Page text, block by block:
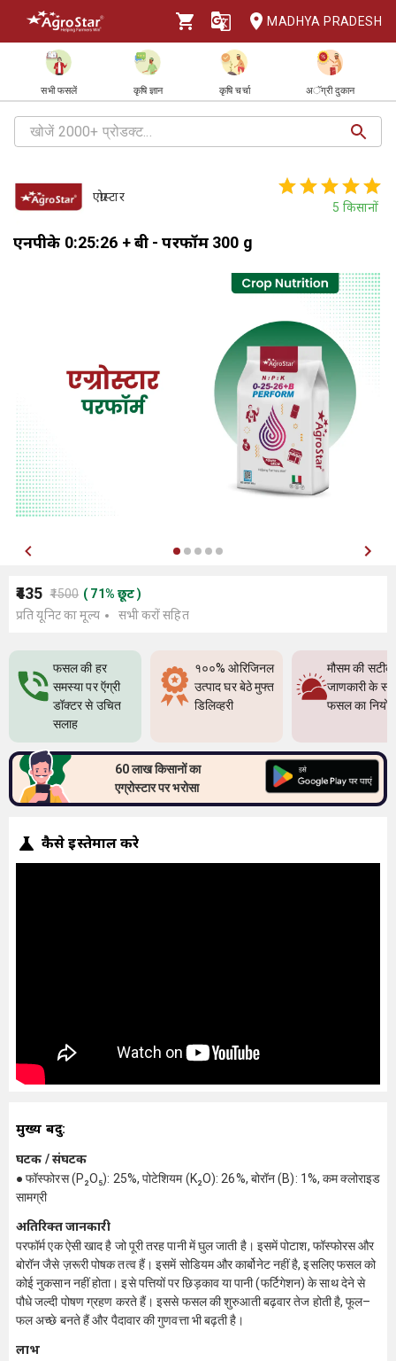
MADHYA PRADESH
सभी फसलें कृषि ज्ञान कृषि चर्चा अॅग्री दुकान
एग्रोस्टार
5 किसानों
एनपीके 0:25:26 + बी - परफॉर्म 300 g
₹435 ₹1500 ( 71% छूट)
प्रति यूनिट का मूल्य
सभी करों सहित
फसल की हर
समस्या पर ऍग्री
डॉक्टर से उचित
सलाह
१००% ओरिजिनल
उत्पाद घर बेठे मुफ्त
डिलिव्हरी
मौसम की सटीक
जाणकारी के
फसल का
60 लाख किसानों का
एग्रोस्टार पर भरोसा
कैसे इस्तेमाल करे
मुख्य बिंदु:
घटक / संघटक
● फॉस्फोरस (P₂O₅): 25%, पोटेशियम (K₂O): 26%, बोरॉन (B): 1%, कम क्लोराइड
सामग्री
अतिरिक्त जानकारी
परफॉर्म एक ऐसी खाद है जो पूरी तरह पानी में घुल जाती है। इसमें पोटाश, फॉस्फोरस और
बोरॉन जैसे ज़रूरी पोषक तत्व हैं। इसमें सोडियम और कार्बोनेट नहीं है, इसलिए फसल को
कोई नुकसान नहीं होता। इसे पत्तियों पर छिड़काव या पानी (फर्टिगेशन) के साथ देने से
पौधे जल्दी पोषण ग्रहण करते हैं। इससे फसल की शुरुआती बढ़वार तेज होती है, फूल–
फल अच्छे बनते हैं और पैदावार की गुणवत्ता भी बढ़ती है।
लाभ